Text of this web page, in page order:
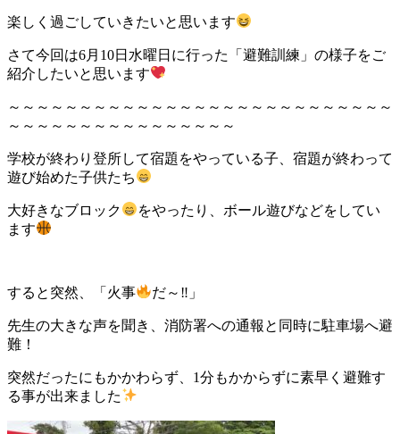
楽しく過ごしていきたいと思います
さて今回は6月10日水曜日に行った「避難訓練」の様子をご
紹介したいと思います
～～～～～～～～～～～～～～～～～～～～～～～～～～～
～～～～～～～～～～～～～～～～
学校が終わり登所して宿題をやっている子、宿題が終わって
遊び始めた子供たち
大好きなブロック
をやったり、ボール遊びなどをしてい
ます
すると突然、「火事 だ～‼」
先生の大きな声を聞き、消防署への通報と同時に駐車場へ避
難！
突然だったにもかかわらず、1分もかからずに素早く避難す
る事が出来ました